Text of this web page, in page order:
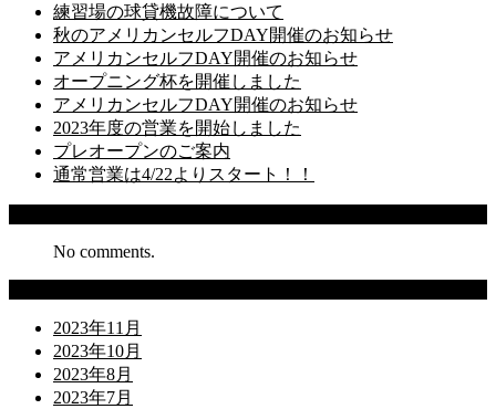
練習場の球貸機故障について
秋のアメリカンセルフDAY開催のお知らせ
アメリカンセルフDAY開催のお知らせ
オープニング杯を開催しました
アメリカンセルフDAY開催のお知らせ
2023年度の営業を開始しました
プレオープンのご案内
通常営業は4/22よりスタート！！
No comments.
2023年11月
2023年10月
2023年8月
2023年7月